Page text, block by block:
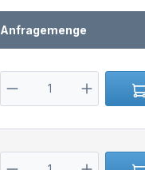
Anfragemenge